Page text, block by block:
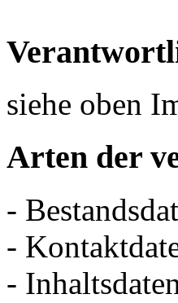
siehe oben
Arten der
-
-
-